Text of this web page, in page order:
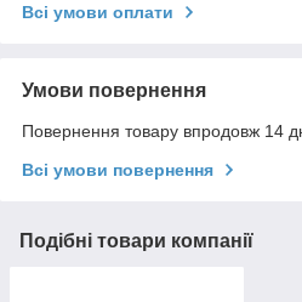
Всі умови оплати
Умови повернення
Повернення товару впродовж 14
Всі умови повернення
Подібні товари компанії